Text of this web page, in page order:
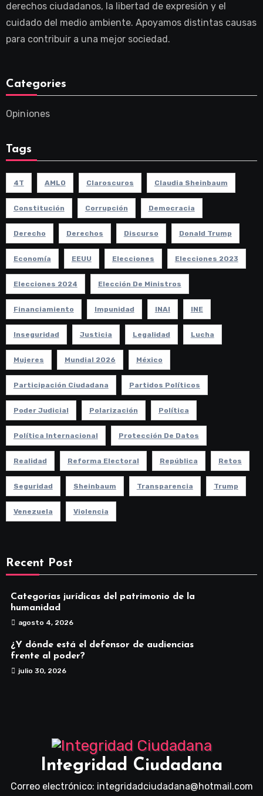
derechos ciudadanos, la libertad de expresión y el
cuidado del medio ambiente. Apoyamos distintas causas
para contribuir a una mejor sociedad.
Categories
Opiniones
Tags
4T AMLO Claroscuros Claudia Sheinbaum
Constitución Corrupción Democracia
Derecho Derechos Discurso Donald Trump
Economía EEUU Elecciones Elecciones 2023
Elecciones 2024 Elección De Ministros
Financiamiento Impunidad INAI INE
Inseguridad Justicia Legalidad Lucha
Mujeres Mundial 2026 México
Participación Ciudadana Partidos Políticos
Poder Judicial Polarización Política
Política Internacional Protección De Datos
Realidad Reforma Electoral República Retos
Seguridad Sheinbaum Transparencia Trump
Venezuela Violencia
Recent Post
Categorías jurídicas del patrimonio de la
humanidad
agosto 4, 2026
¿Y dónde está el defensor de audiencias
frente al poder?
julio 30, 2026
Integridad Ciudadana
Correo electrónico: integridadciudadana@hotmail.com